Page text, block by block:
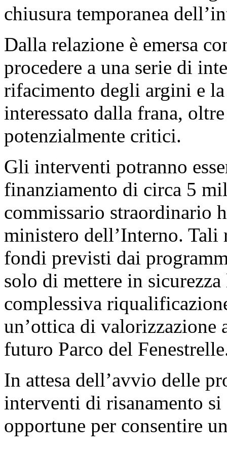
chiusura temporanea
Dalla relazione è emersa
procedere a una serie di
rifacimento degli argini e la
interessato dalla frana,
potenzialmente critici.
Gli interventi potranno
finanziamento di circa 5
commissario straordinario
ministero dell’Interno. Tali
fondi previsti dai
solo di mettere in
complessiva
un’ottica di valorizzazione
futuro Parco del
In attesa dell’avvio delle
interventi di risanamento
opportune per consentire